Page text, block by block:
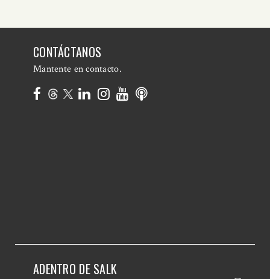
CONTÁCTANOS
Mantente en contacto.
ADENTRO DE SALK